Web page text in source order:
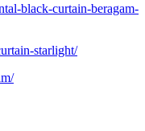
black-curtain-beragam-
starlight/